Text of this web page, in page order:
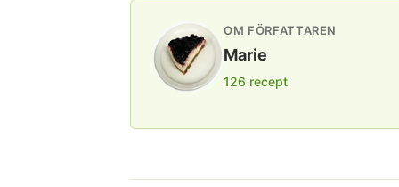
OM FÖRFATTAREN
Marie
126 recept